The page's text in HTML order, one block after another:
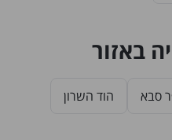
באזור
סבא הוד השרון